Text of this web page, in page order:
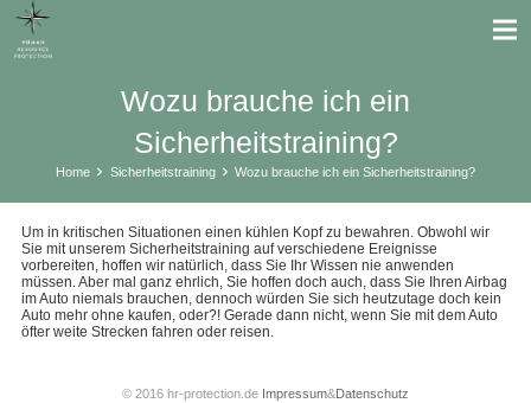
Wozu brauche ich ein
Sicherheitstraining?
Home Sicherheitstraining Wozu brauche ich ein Sicherheitstraining?
Um in kritischen Situationen einen kühlen Kopf zu bewahren. Obwohl wir
Sie mit unserem Sicherheitstraining auf verschiedene Ereignisse
vorbereiten, hoffen wir natürlich, dass Sie Ihr Wissen nie anwenden
müssen. Aber mal ganz ehrlich, Sie hoffen doch auch, dass Sie Ihren Airbag
im Auto niemals brauchen, dennoch würden Sie sich heutzutage doch kein
Auto mehr ohne kaufen, oder?! Gerade dann nicht, wenn Sie mit dem Auto
öfter weite Strecken fahren oder reisen.
© 2016 hr-protection.de Impressum&Datenschutz